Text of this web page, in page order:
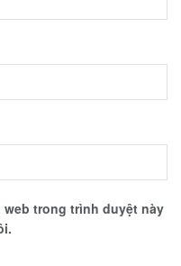
trong trình duyệt này